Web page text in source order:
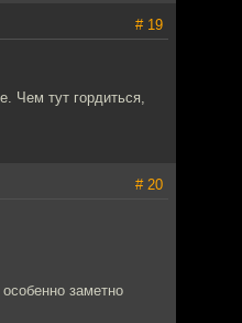
# 19
Чем тут гордиться,
# 20
заметно